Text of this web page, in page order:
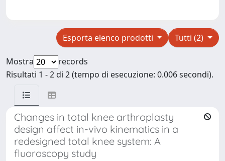
Tutti (2)
Esporta elenco prodotti
Mostra
records
Risultati 1 - 2 di 2 (tempo di esecuzione: 0.006 secondi).
Changes in total knee arthroplasty
design affect in-vivo kinematics in a
redesigned total knee system: A
fluoroscopy study